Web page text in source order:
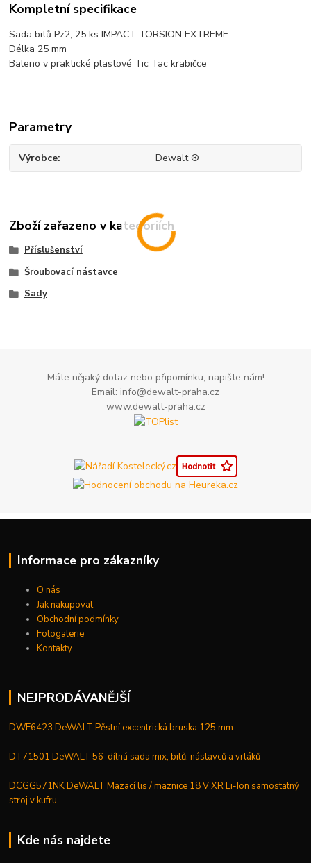
Kompletní specifikace
Sada bitů Pz2, 25 ks IMPACT TORSION EXTREME
Délka 25 mm
Baleno v praktické plastové Tic Tac krabičce
Parametry
Výrobce Dewalt ®
Zboží zařazeno v kategoriích
Příslušenství
Šroubovací nástavce
Sady
Máte nějaký dotaz nebo připomínku, napište nám!
Email: info@dewalt-praha.cz
www.dewalt-praha.cz
Informace pro zákazníky
O nás
Jak nakupovat
Obchodní podmínky
Fotogalerie
Kontakty
NEJPRODÁVANĚJŠÍ
DWE6423 DeWALT Pěstní excentrická bruska 125 mm
DT71501 DeWALT 56-dílná sada mix, bitů, nástavců a vrtáků
DCGG571NK DeWALT Mazací lis / maznice 18 V XR Li-Ion samostatný
stroj v kufru
Kde nás najdete